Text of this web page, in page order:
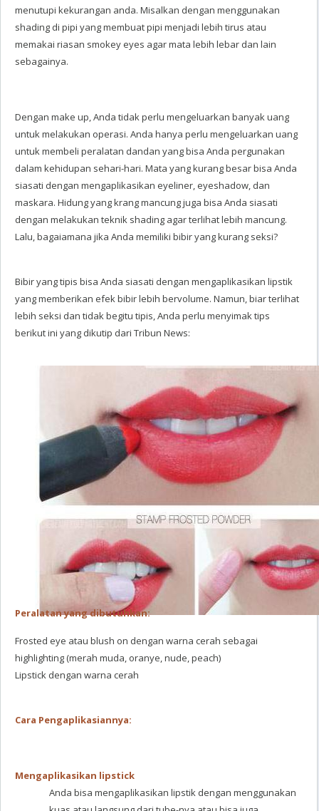
menutupi kekurangan anda. Misalkan dengan menggunakan
shading di pipi yang membuat pipi menjadi lebih tirus atau
memakai riasan smokey eyes agar mata lebih lebar dan lain
sebagainya.
Dengan make up, Anda tidak perlu mengeluarkan banyak uang
untuk melakukan operasi. Anda hanya perlu mengeluarkan uang
untuk membeli peralatan dandan yang bisa Anda pergunakan
dalam kehidupan sehari-hari. Mata yang kurang besar bisa Anda
siasati dengan mengaplikasikan eyeliner, eyeshadow, dan
maskara. Hidung yang krang mancung juga bisa Anda siasati
dengan melakukan teknik shading agar terlihat lebih mancung.
Lalu, bagaiamana jika Anda memiliki bibir yang kurang seksi?
Bibir yang tipis bisa Anda siasati dengan mengaplikasikan lipstik
yang memberikan efek bibir lebih bervolume. Namun, biar terlihat
lebih seksi dan tidak begitu tipis, Anda perlu menyimak tips
berikut ini yang dikutip dari Tribun News:
Peralatan yang dibutuhkan:
Frosted eye atau blush on dengan warna cerah sebagai
highlighting (merah muda, oranye, nude, peach)
Lipstick dengan warna cerah
Cara Pengaplikasiannya:
Mengaplikasikan lipstick
Anda bisa mengaplikasikan lipstik dengan menggunakan